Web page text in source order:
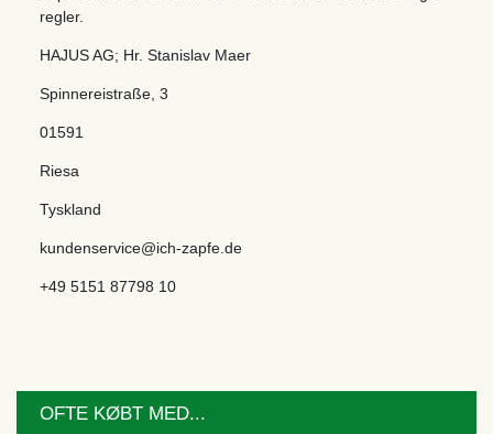
regler.
HAJUS AG; Hr. Stanislav Maer
Spinnereistraße 3
01591
Riesa
Tyskland
kundenservice@ich-zapfe.de
+49 5151 87798 10
OFTE KØBT MED...